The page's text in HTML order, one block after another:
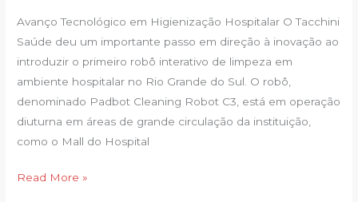
Avanço Tecnológico em Higienização Hospitalar O Tacchini
Saúde deu um importante passo em direção à inovação ao
introduzir o primeiro robô interativo de limpeza em
ambiente hospitalar no Rio Grande do Sul. O robô,
denominado Padbot Cleaning Robot C3, está em operação
diuturna em áreas de grande circulação da instituição,
como o Mall do Hospital
RS
a
adquirir
robô
de
limpeza
interativo
Read More »